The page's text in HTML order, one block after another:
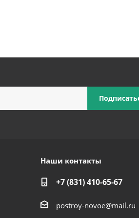
Наши контакты
+7 (831) 410-65-67
postroy-novoe@mail.ru